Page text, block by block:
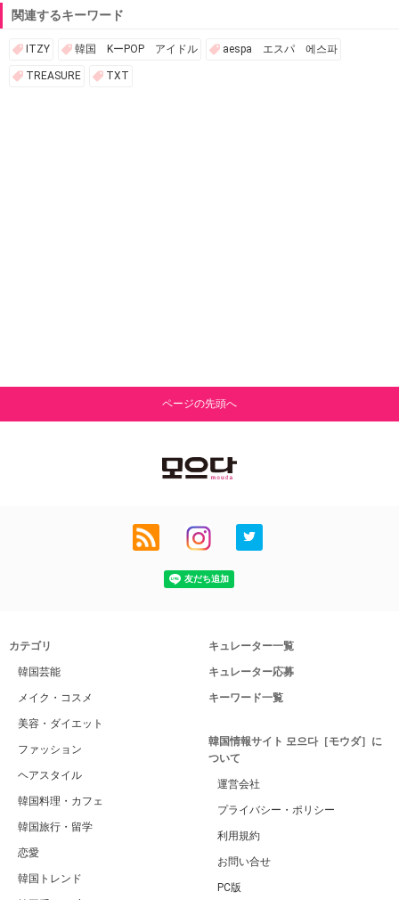
関連するキーワード
ITZY 韓国 KーPOP アイドル aespa エスパ 에스파
TREASURE TXT
ページの先頭へ
カテゴリ
韓国芸能
メイク・コスメ
美容・ダイエット
ファッション
ヘアスタイル
韓国料理・カフェ
韓国旅行・留学
恋愛
韓国トレンド
キュレーター一覧
キュレーター応募
キーワード一覧
韓国情報サイト 모으다［モウダ］に
ついて
運営会社
プライバシー・ポリシー
利用規約
お問い合せ
PC版